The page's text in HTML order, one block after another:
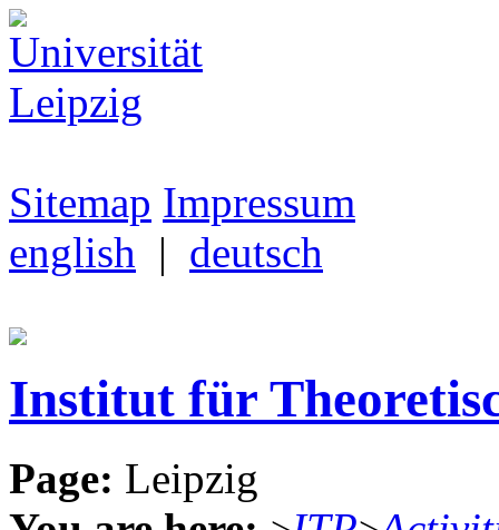
Sitemap Impressum
english | deutsch
Institut für
Page: Leipzig